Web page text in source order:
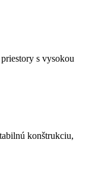
s vysokou
konštrukciu,